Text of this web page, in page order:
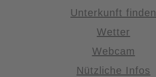
Unterkunft finden
Wetter
Webcam
Nützliche Infos